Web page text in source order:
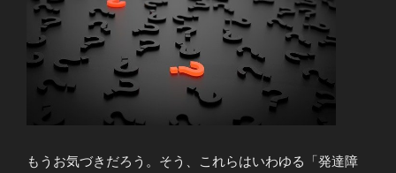
もうお気づきだろう。そう、これらはいわゆる「発達障